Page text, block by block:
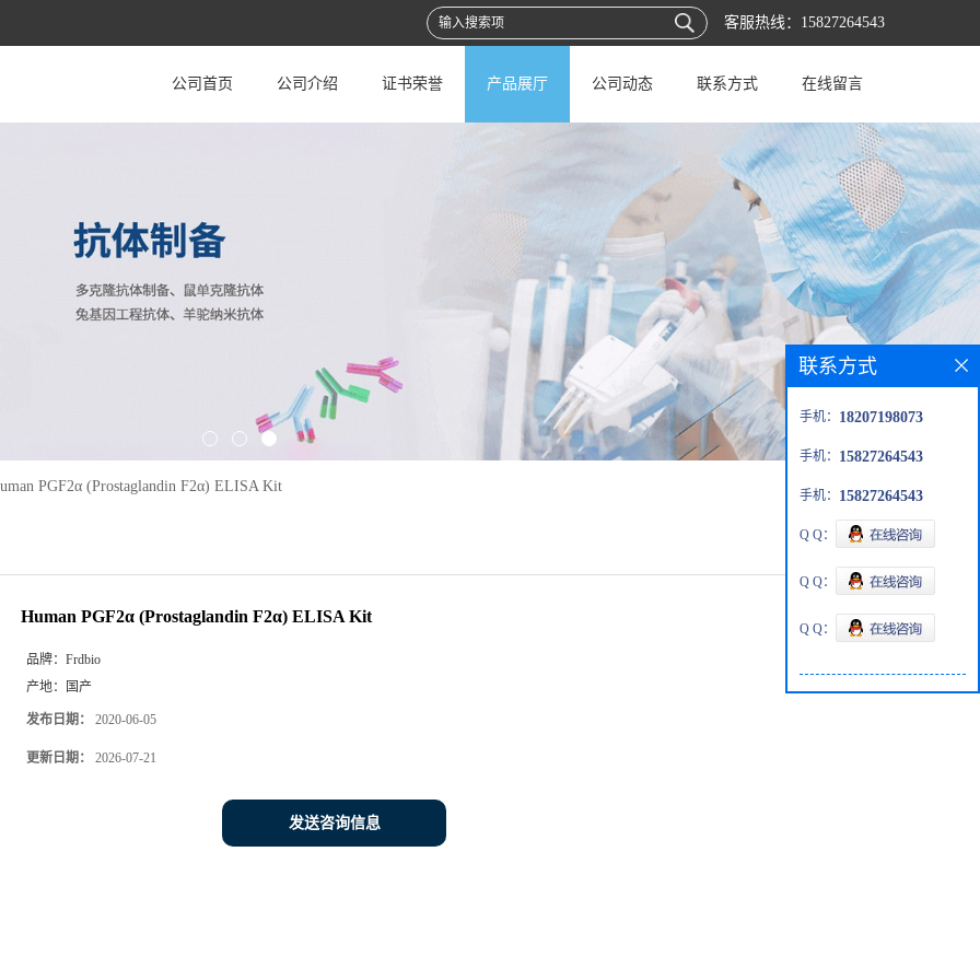
客服热线： 15827264543
公司首页 公司介绍 证书荣誉 产品展厅 公司动态 联系方式 在线留言
PGF2α (Prostaglandin F2α) ELISA Kit
Human PGF2α (Prostaglandin F2α) ELISA Kit
品牌： Frdbio
产地：
国产
发布日期： 2020-06-05
更新日期： 2026-07-21
发送咨询信息
联系方式
手机： 18207198073
手机： 15827264543
手机： 15827264543
Q Q：
Q Q：
Q Q：